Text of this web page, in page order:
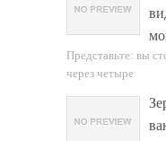
Представьте: вы
через четыре